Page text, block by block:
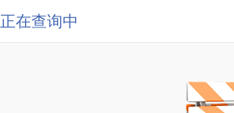
正在查询中